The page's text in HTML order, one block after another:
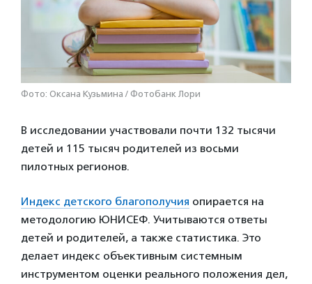
Фото: Оксана Кузьмина / Фотобанк Лори
В исследовании участвовали почти 132 тысячи
детей и 115 тысяч родителей из восьми
пилотных регионов.
Индекс детского благополучия опирается на
методологию ЮНИСЕФ. Учитываются ответы
детей и родителей, а также статистика. Это
делает индекс объективным системным
инструментом оценки реального положения дел,